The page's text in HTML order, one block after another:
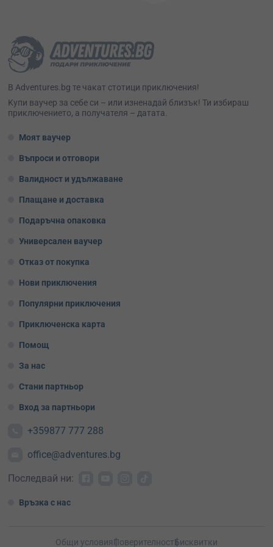
В Adventures.bg те чакат стотици приключения!
Kупи ваучер за себе си – или изненадай близък! Ти избираш
приключението, а получателя – датата.
Моят ваучер
Въпроси и отговори
Валидност и удължаване
Плащане и доставка
Подаръчна опаковка
Универсален ваучер
Отказ от покупка
Нови приключения
Популярни приключения
Приключенска карта
Помощ
За нас
Стани партньор
Вход за партньори
+359877 777 288
office@adventures.bg
Последвай ни:
Връзка с нас
Общи условияПоверителностБисквитки